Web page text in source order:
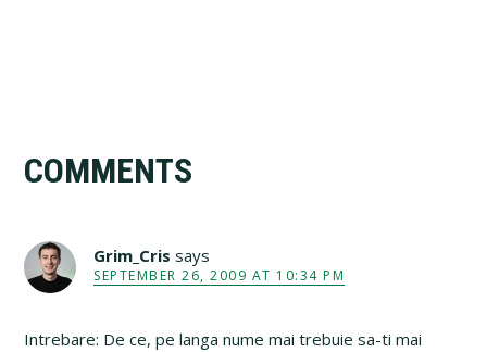
Interactions
COMMENTS
Grim_Cris says
SEPTEMBER 26, 2009 AT 10:34 PM
Intrebare: De ce, pe langa nume mai trebuie sa-ti mai